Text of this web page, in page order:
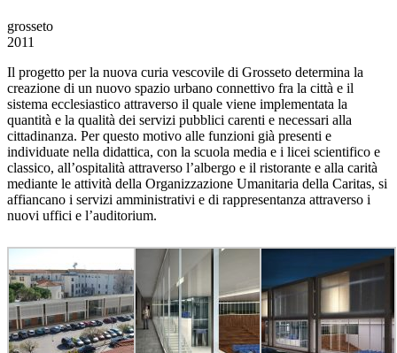
grosseto
2011
Il progetto per la nuova curia vescovile di Grosseto determina la
creazione di un nuovo spazio urbano connettivo fra la città e il
sistema ecclesiastico attraverso il quale viene implementata la
quantità e la qualità dei servizi pubblici carenti e necessari alla
cittadinanza. Per questo motivo alle funzioni già presenti e
individuate nella didattica, con la scuola media e i licei scientifico e
classico, all’ospitalità attraverso l’albergo e il ristorante e alla carità
mediante le attività della Organizzazione Umanitaria della Caritas, si
affiancano i servizi amministrativi e di rappresentanza attraverso i
nuovi uffici e l’auditorium.